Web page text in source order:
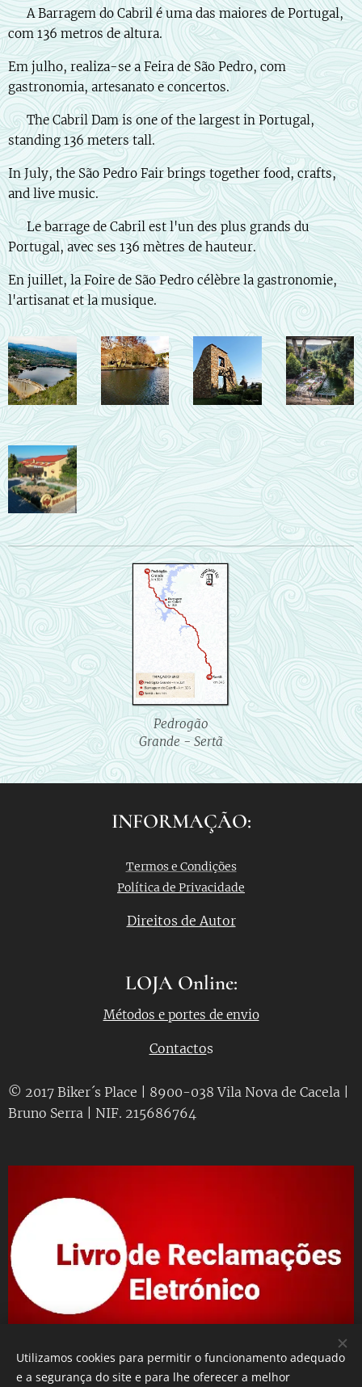
🇵🇹 A Barragem do Cabril é uma das maiores de Portugal,
com 136 metros de altura.
Em julho, realiza-se a Feira de São Pedro, com
gastronomia, artesanato e concertos.
🇬🇧 The Cabril Dam is one of the largest in Portugal,
standing 136 meters tall.
In July, the São Pedro Fair brings together food, crafts,
and live music.
🇫🇷 Le barrage de Cabril est l'un des plus grands du
Portugal, avec ses 136 mètres de hauteur.
En juillet, la Foire de São Pedro célèbre la gastronomie,
l'artisanat et la musique.
Pedrogão
Grande - Sertã
INFORMAÇÃO:
Termos e Condições
Política de Privacidade
Direitos de Autor
LOJA Online:
Métodos e portes de envio
Contactos
© 2017 Biker´s Place | 8900-038 Vila Nova de Cacela |
Bruno Serra | NIF. 215686764
Utilizamos cookies para permitir o funcionamento adequado
e a segurança do site e para lhe oferecer a melhor